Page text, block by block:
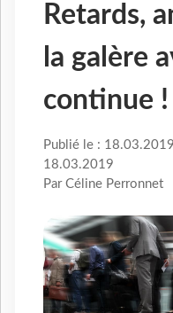
Retards,
la galère
continue !
Publié le :
18.03.2019
Par Céline Perronnet